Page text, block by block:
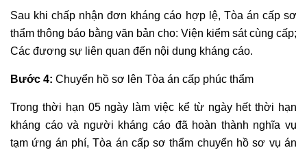
Sau khi chấp nhận đơn kháng cáo hợp lệ, Tòa án cấp sơ
thẩm thông báo bằng văn bản cho: Viện kiểm sát cùng cấp;
Các đương sự liên quan đến nội dung kháng cáo.
Bước 4: Chuyển hồ sơ lên Tòa án cấp phúc thẩm
Trong thời hạn 05 ngày làm việc kể từ ngày hết thời hạn
kháng cáo và người kháng cáo đã hoàn thành nghĩa vụ
tạm ứng án phí, Tòa án cấp sơ thẩm chuyển hồ sơ vụ án